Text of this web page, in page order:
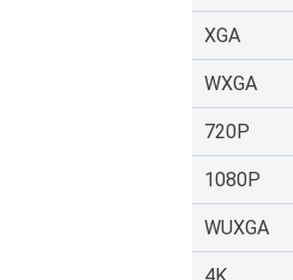
XGA
WXGA
720P
1080P
WUXGA